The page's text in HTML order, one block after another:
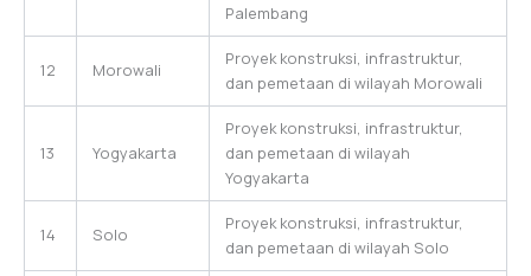
Palembang
12 Morowali
Proyek konstruksi, infrastruktur,
dan pemetaan di wilayah Morowali
13 Yogyakarta
Proyek konstruksi, infrastruktur,
dan pemetaan di wilayah
Yogyakarta
14 Solo
Proyek konstruksi, infrastruktur,
dan pemetaan di wilayah Solo